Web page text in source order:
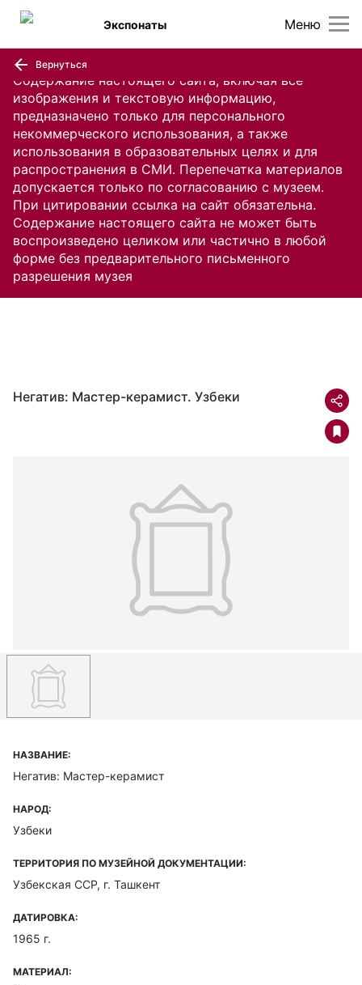
Содержание настоящего сайта, включая все
изображения и текстовую информацию,
предназначено только для персонального
некоммерческого использования, а также
использования в образовательных целях и для
распространения в СМИ. Перепечатка материалов
допускается только по согласованию с музеем.
При цитировании ссылка на сайт обязательна.
Содержание настоящего сайта не может быть
воспроизведено целиком или частично в любой
форме без предварительного письменного
разрешения музея
Меню
Экспонаты
Вернуться
Негатив: Мастер-керамист. Узбеки
НАЗВАНИЕ:
Негатив: Мастер-керамист
НАРОД:
Узбеки
ТЕРРИТОРИЯ ПО МУЗЕЙНОЙ ДОКУМЕНТАЦИИ:
Узбекская ССР, г. Ташкент
ДАТИРОВКА:
1965 г.
МАТЕРИАЛ: